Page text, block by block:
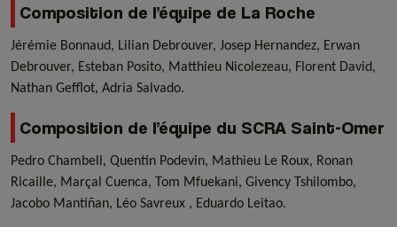
Composition de l’équipe de La Roche
Jérémie Bonnaud, Lilian Debrouver, Josep Hernandez, Erwan
Debrouver, Esteban Posito, Matthieu Nicolezeau, Florent David,
Nathan Gefflot, Adria Salvado.
Composition de l’équipe du SCRA Saint-Omer
Pedro Chambell, Quentin Podevin, Mathieu Le Roux, Ronan
Ricaille, Marçal Cuenca, Tom Mfuekani, Givency Tshilombo,
Jacobo Mantiñan, Léo Savreux , Eduardo Leitao.